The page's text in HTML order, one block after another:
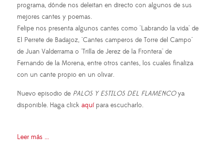
programa, dónde nos deleitan en directo con algunos de sus
mejores cantes y poemas.
Felipe nos presenta algunos cantes como "Labrando la vida" de
El Perrete de Badajoz, "Cantes camperos de Torre del Campo"
de Juan Valderrama o "Trilla de Jerez de la Frontera" de
Fernando de la Morena, entre otros cantes, los cuales finaliza
con un cante propio en un olivar.
Nuevo episodio de PALOS Y ESTILOS DEL FLAMENCOya
disponible. Haga click aquípara escucharlo.
Leer más ...